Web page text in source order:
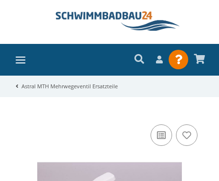
Astral MTH Mehrwegeventil Ersatzteile